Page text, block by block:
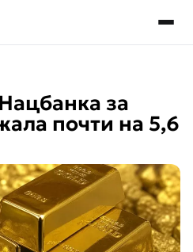
за
почти на 5,6